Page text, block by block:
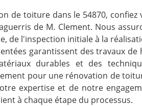
de toiture dans le 54870, confiez
de M. Clement. Nous
de l'inspection initiale à la
garantissent des travaux de
durables et des
pour une rénovation de
expertise et de notre
à chaque étape du processus.